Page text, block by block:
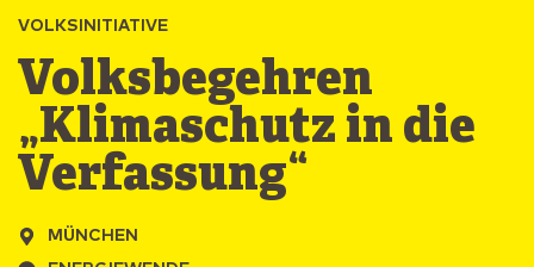
VOLKSINITIATIVE
Volksbegehren
„Klimaschutz in die
Verfassung“
MÜNCHEN